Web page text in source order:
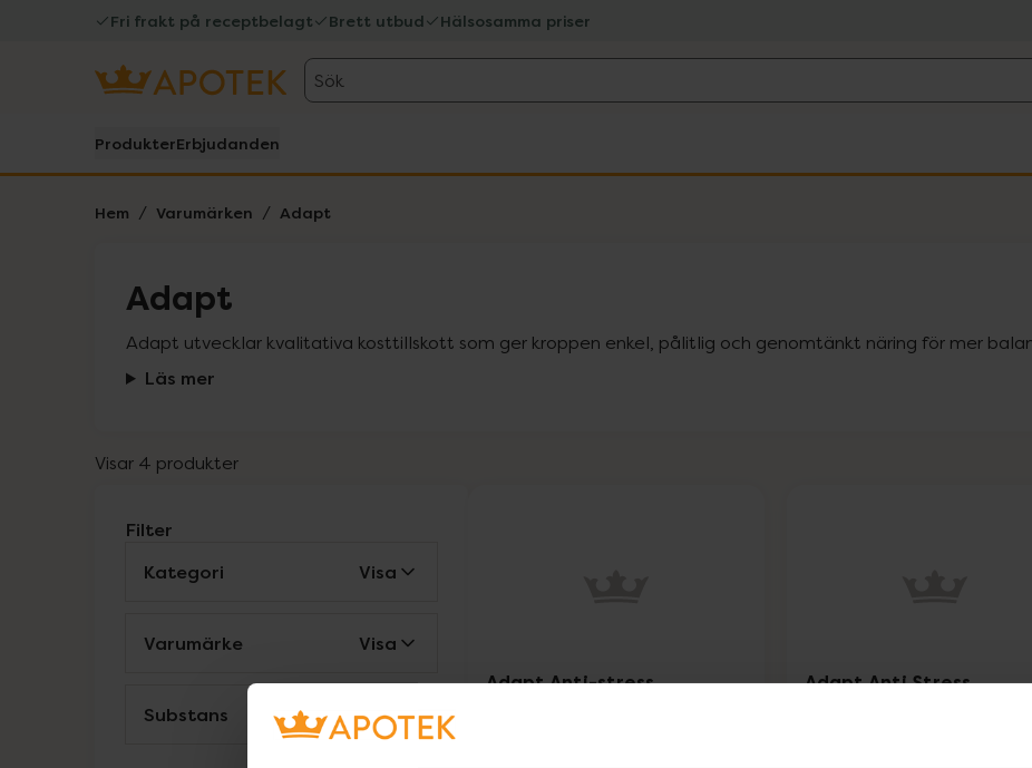
Fri frakt på receptbelagt Brett utbud Hälsosamma priser
Sök
ProdukterErbjudanden
Hem Varumärken Adapt
Adapt
Adapt utvecklar kvalitativa kosttillskott som ger kroppen enkel, pålitlig och genomtänkt näring för mer
Läs mer
Visar 4 produkter
Filter
Kategori
Visa
Varumärke Visa
Substans Visa
Adapt Anti-stress Adapt Anti Stress